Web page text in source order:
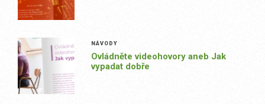
NÁVODY
Ovládněte videohovory aneb Jak
vypadat dobře